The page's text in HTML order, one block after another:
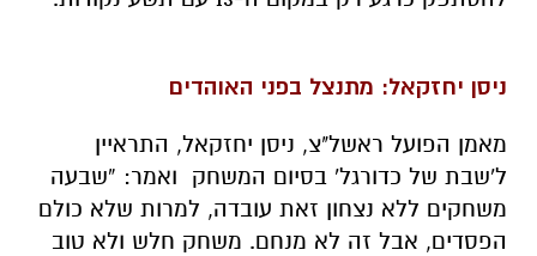
ניסן יחזקאל: מתנצל בפני האוהדים
מאמן הפועל ראשל"צ, ניסן יחזקאל, התראיין
ל'שבת של כדורגל' בסיום המשחק ואמר: ”שבעה
משחקים ללא נצחון זאת עובדה, למרות שלא כולם
הפסדים, אבל זה לא מנחם. משחק חלש ולא טוב